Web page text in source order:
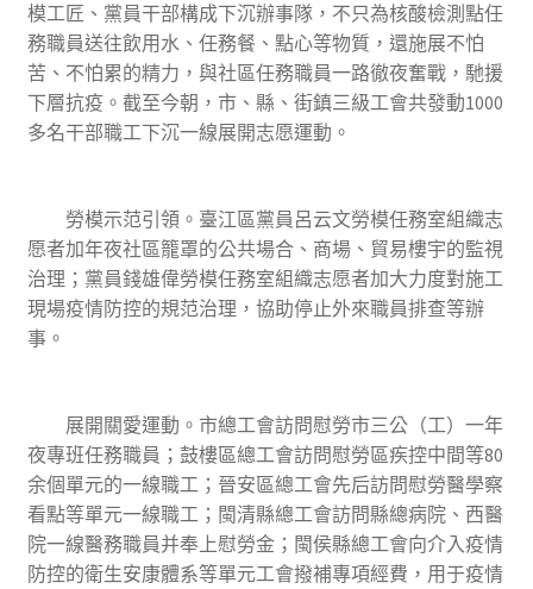
模工匠、黨員干部構成下沉辦事隊，不只為核酸檢測點任
務職員送往飲用水、任務餐、點心等物質，還施展不怕
苦、不怕累的精力，與社區任務職員一路徹夜奮戰，馳援
下層抗疫。截至今朝，市、縣、街鎮三級工會共發動1000
多名干部職工下沉一線展開志愿運動。
勞模示范引領。臺江區黨員呂云文勞模任務室組織志
愿者加年夜社區籠罩的公共場合、商場、貿易樓宇的監視
治理；黨員錢雄偉勞模任務室組織志愿者加大力度對施工
現場疫情防控的規范治理，協助停止外來職員排查等辦
事。
展開關愛運動。市總工會訪問慰勞市三公（工）一年
夜專班任務職員；鼓樓區總工會訪問慰勞區疾控中間等80
余個單元的一線職工；晉安區總工會先后訪問慰勞醫學察
看點等單元一線職工；閩清縣總工會訪問縣總病院、西醫
院一線醫務職員并奉上慰勞金；閩侯縣總工會向介入疫情
防控的衛生安康體系等單元工會撥補專項經費，用于疫情